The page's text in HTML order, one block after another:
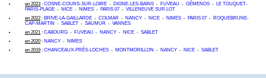
en 2023 : COSNE-COURS-SUR-LOIRE - DIGNE-LES-BAINS - FUVEAU - GÉMENOS - LE TOUQUET-
PARIS-PLAGE - NICE - NIMES - PARIS 07 - VILLENEUVE SUR LOT
en 2022 : BRIVE-LA-GAILLARDE - COLMAR - NANCY - NICE - NIMES - PARIS 07 - ROQUEBRUNE-
CAP-MARTIN - SABLET - SAUMUR - VANNES
en 2021 : CABOURG - FUVEAU - NANCY - NICE - SABLET
en 2020: NANCY - NIMES
en 2019 : CHANCEAUX-PRÈS-LOCHES - MONTMORILLON - NANCY - NICE - SABLET